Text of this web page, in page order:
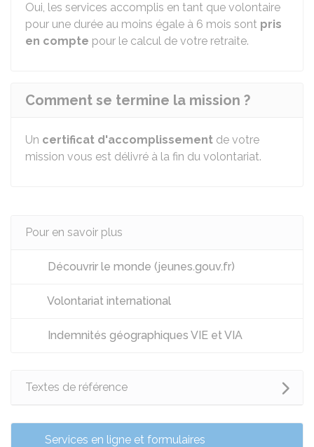
Oui, les services accomplis en tant que volontaire
pour une durée au moins égale à 6 mois sont pris
en compte pour le calcul de votre retraite.
Comment se termine la mission ?
Un certificat d'accomplissement de votre
mission vous est délivré à la fin du volontariat.
Pour en savoir plus
Découvrir le monde (jeunes.gouv.fr)
Volontariat international
Indemnités géographiques VIE et VIA
Textes de référence
Services en ligne et formulaires